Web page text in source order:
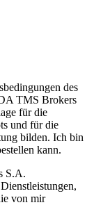
des
TMS Brokers
für die
und für die
bilden. Ich bin
kann.
S.A.
von mir